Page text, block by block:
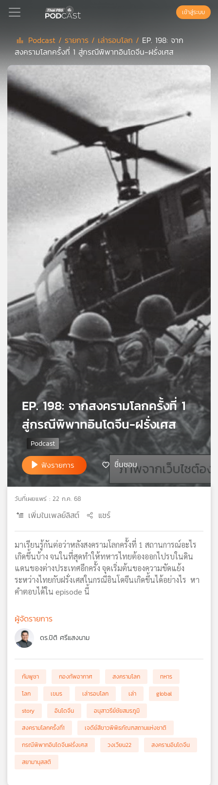
Podcast
เพล
ลิ
สต์
คุณ
บทความ
ข่าว
และ
กิจกรรม
เครือ
ข่าย
วิทยุ
ไทย
เอส
แผนที่
วิทยุ
เครือ
ข่าย
เข้าสู่ระบบ
Podcast / รายการ / เล่ารอบโลก / EP. 198: จาก
สงครามโลกครั้งที่ 1 สู่กรณีพิพาทอินโดจีน-ฝรั่งเศส
EP. 198: จากสงครามโลกครั้งที่ 1
สู่กรณีพิพาทอินโดจีน-ฝรั่งเศส
ฟังรายการ ชื่นชอบ
วันที่เผยแพร่ : 22 ก.ค. 68
เพิ่มในเพลย์ลิสต์ แชร์
มาเรียนรู้กันต่อว่าหลังสงครามโลกครั้งที่ 1 สถานการณ์อะไร
เกิดขึ้นบ้าง จนในที่สุดทำให้ทหารไทยต้องออกไปรบในดิน
แดนของต่างประเทศอีกครั้ง จุดเริ่มต้นของความขัดแย้ง
ระหว่างไทยกับฝรั่งเศสในกรณีอินโดจีนเกิดขึ้นได้อย่างไร หา
คำตอบได้ใน episode นี้
ผู้จัดรายการ
ดร.ปิติ ศรีแสงนาม
กัมพูชา กองทัพอากาศ สงครามโลก
ทหาร
โลก
เขมร เล่ารอบโลก เล่า
global
story
อินโดจีน
อนุสาวรีย์ชัยสมรภูมิ
สงครามโลกครั้งที่1
เจดีย์สีขาวพิพิธภัณฑสถานแห่งชาติ
กรณีพิพาทอินโดจีนฝรั่งเศส
วงเวียน22
สงครามอินโดจีน
สยามานุสสติ